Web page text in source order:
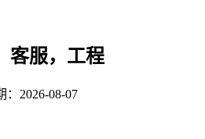
客服，工程
：2026-08-07